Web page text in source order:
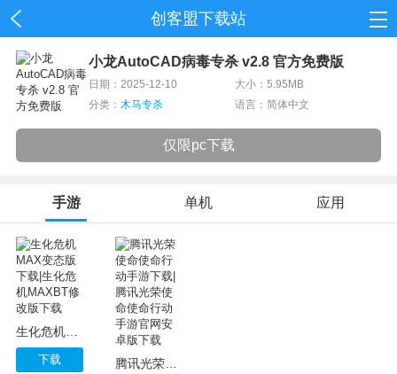
创客盟下载站
首页
资讯
小龙AutoCAD病毒专杀 v2.8 官方免费版
日期：2025-12-10
大小：5.95MB
分类： 木马专杀 语言：简体中文
仅限pc下载
手游 单机 应用
生化危机MAX变态版下载|生化危机MAXBT修改版下载
下载 腾讯光荣使命使命行动手游下载|腾讯光荣使命使命行动手游官网安卓版下载